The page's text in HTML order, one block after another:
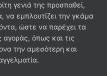
γενιά της προσπαθεί,
να εμπλουτίζει την γκάμα
ώστε να παρέχει τα
αγοράς, όπως και τις
την αμεσότερη και